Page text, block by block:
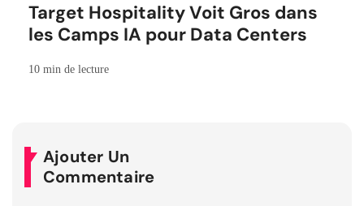
Target Hospitality Voit Gros dans
les Camps IA pour Data Centers
10 min de lecture
Ajouter Un
Commentaire